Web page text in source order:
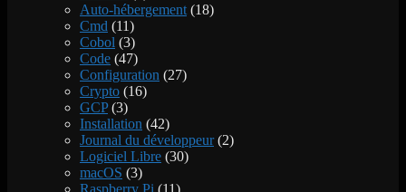
Auto-hébergement (18)
Cmd (11)
Cobol (3)
Code (47)
Configuration (27)
Crypto (16)
GCP(3)
Installation (42)
Journal du développeur(2)
Logiciel Libre (30)
macOS (3)
Raspberry Pi (11)